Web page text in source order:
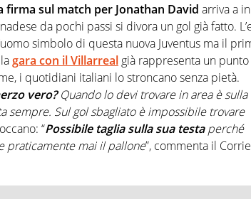
firma sul match per Jonathan David arriva a
da pochi passi si divora un gol già fatto.
simbolo di questa nuova Juventus ma il
gara con il Villarreal già rappresenta un
i quotidiani italiani lo stroncano senza pietà.
vero?Quando lo devi trovare in area è sulla
sempre. Sul gol sbagliato è impossibile trovare
“Possibile taglia sulla sua testaperché
praticamente mai il pallone”, commenta il